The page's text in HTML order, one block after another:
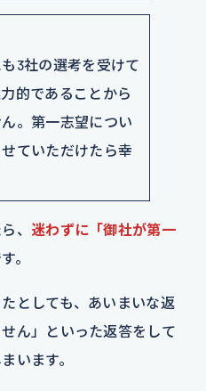
3社の選考を受けて
的であることから
。第一志望につい
ていただけたら幸
、 迷わずに「御社が第一
。
としても、あいまいな返
ん」といった返答をして
います。